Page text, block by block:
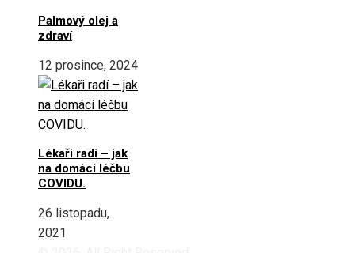
Palmový olej a
zdraví
12 prosince, 2024
Lékaři radí – jak
na domácí léčbu
COVIDU.
26 listopadu,
2021